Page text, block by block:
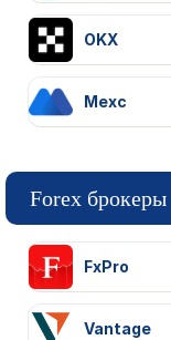
OKX
Mexc
Forex брокеры
FxPro
Vantage